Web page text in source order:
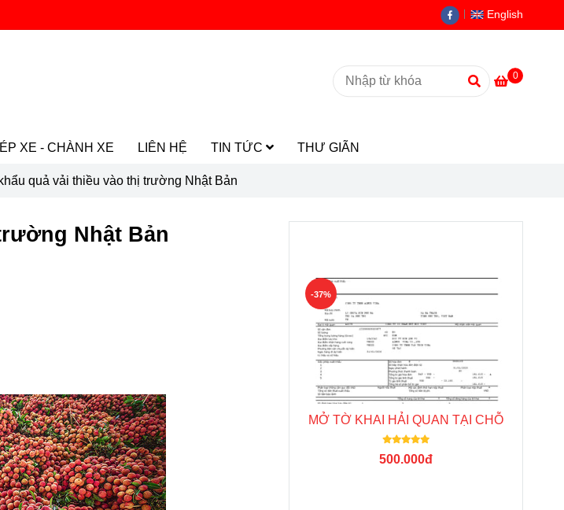
English
0
XE - CHÀNH XE LIÊN HỆ TIN TỨC THƯ GIÃN
quả vải thiều vào thị trường Nhật Bản
Nhật Bản
MỞ TỜ KHAI HẢI QUAN TẠI CHỖ
500.000đ
-37%